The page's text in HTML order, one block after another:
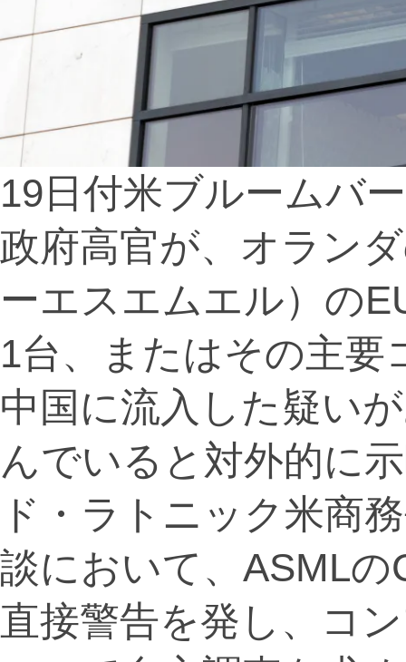
19日付米ブルームバ
政府高官が、オラン
ーエスエムエル）の
1台、またはその主要
中国に流入した疑い
んでいると対外的に
ド・ラトニック米商
談において、ASML
直接警告を発し、コ